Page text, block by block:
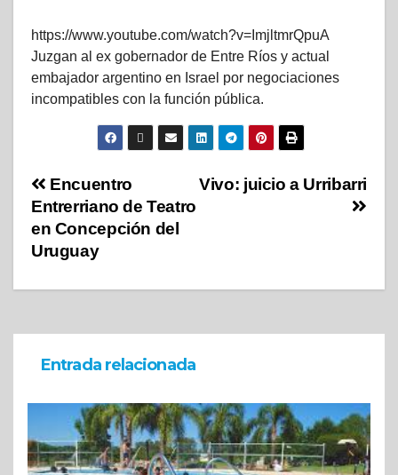
https://www.youtube.com/watch?v=ImjltmrQpuA
Juzgan al ex gobernador de Entre Ríos y actual
embajador argentino en Israel por negociaciones
incompatibles con la función pública.
Vivo: juicio a Urribarri
Encuentro
Entrerriano de Teatro
en Concepción del
Uruguay
Entrada relacionada